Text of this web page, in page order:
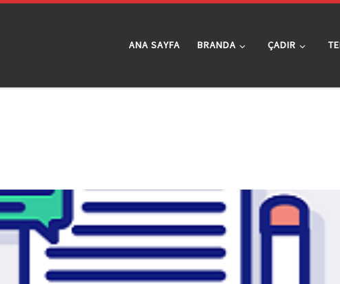
ANA SAYFA BRANDA ÇADIR